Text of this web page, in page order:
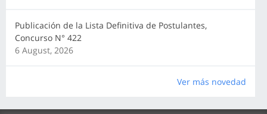
Publicación de la Lista Definitiva de Postulantes,
Concurso N° 422
6 August, 2026
Ver más novedad